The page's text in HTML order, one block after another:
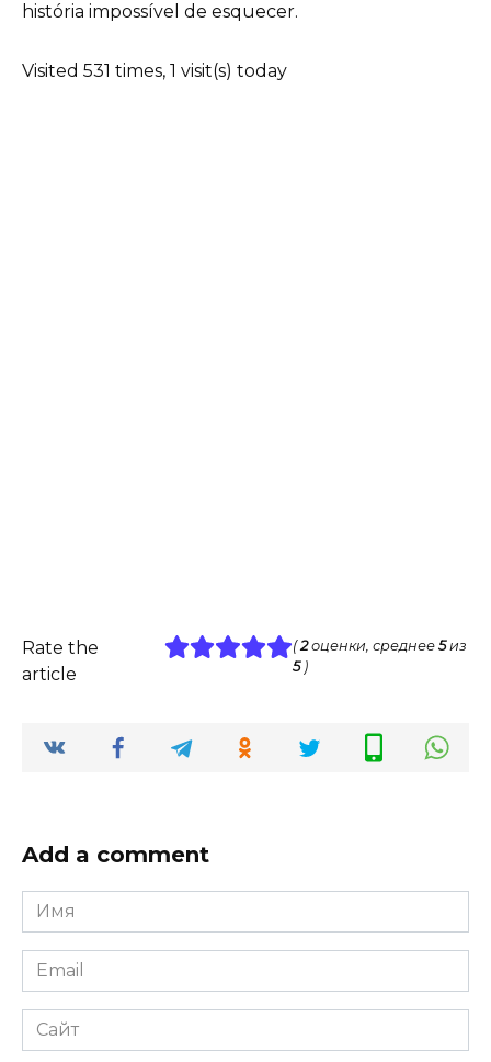
história impossível de esquecer.
Visited 531 times, 1 visit(s) today
Rate the
article
(2оценки, среднее 5из
5)
Add a comment
Имя
*
Email
*
Сайт